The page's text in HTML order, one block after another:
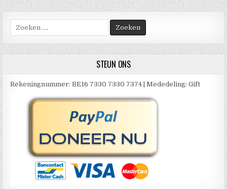
naar:
STEUN ONS
Rekeningnummer: BE16 7330 7330 7374 | Mededeling: Gift